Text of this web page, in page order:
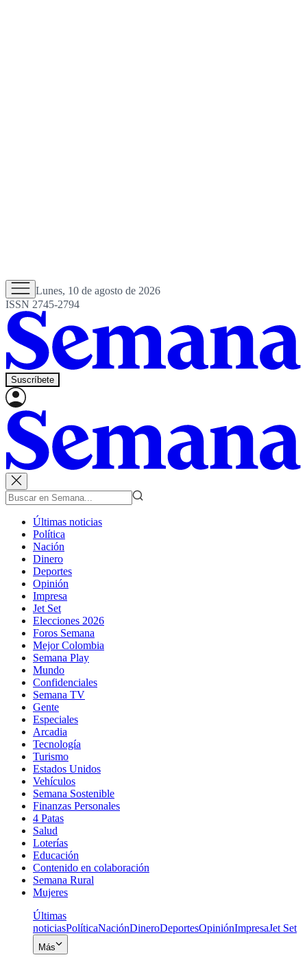
Lunes, 10 de agosto de 2026
ISSN 2745-2794
Suscríbete
Últimas noticias
Política
Nación
Dinero
Deportes
Opinión
Impresa
Jet Set
Elecciones 2026
Foros Semana
Mejor Colombia
Semana Play
Mundo
Confidenciales
Semana TV
Gente
Especiales
Arcadia
Tecnología
Turismo
Estados Unidos
Vehículos
Semana Sostenible
Finanzas Personales
4 Patas
Salud
Loterías
Educación
Contenido en colaboración
Semana Rural
Mujeres
Últimas
noticiasPolíticaNaciónDineroDeportesOpiniónImpresaJet Set
Más